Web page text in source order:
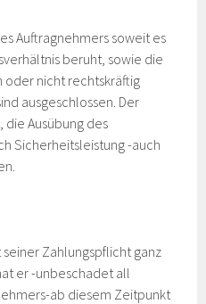
Auftragnehmers soweit es
beruht, sowie die
oder nicht rechtskräftig
ausgeschlossen. Der
Ausübung des
Sicherheitsleistung -auch
Zahlungspflicht ganz
er -unbeschadet all
ab diesem Zeitpunkt